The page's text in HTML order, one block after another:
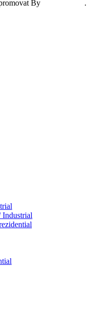
By .
Industrial